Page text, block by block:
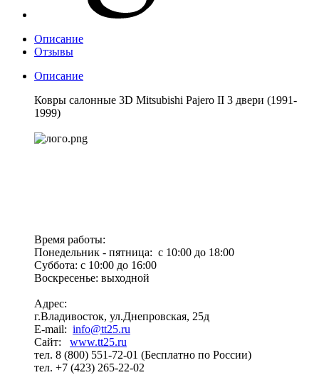
Описание
Отзывы
Описание
Ковры салонные 3D Mitsubishi Pajero II 3 двери (1991-
1999)
Время работы:
Понедельник - пятница: с 10:00 до 18:00
Суббота: с 10:00 до 16:00
Воскресенье: выходной
Адрес:
г.Владивосток, ул.Днепровская, 25д
E-mail: info@tt25.ru
Сайт: www.tt25.ru
тел. 8 (800) 551-72-01 (Бесплатно по России)
тел. +7 (423) 265-22-02